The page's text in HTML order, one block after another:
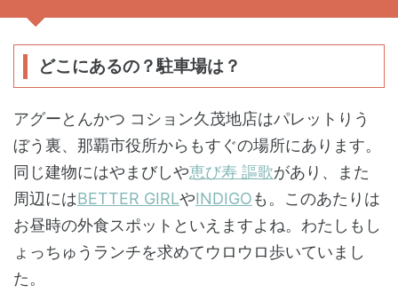
どこにあるの？駐車場は？
アグーとんかつ コション久茂地店はパレットりう
ぼう裏、那覇市役所からもすぐの場所にあります。
同じ建物にはやまびしや恵び寿 謳歌があり、また
周辺にはBETTER GIRLやINDIGOも。このあたりは
お昼時の外食スポットといえますよね。わたしもし
ょっちゅうランチを求めてウロウロ歩いていまし
た。